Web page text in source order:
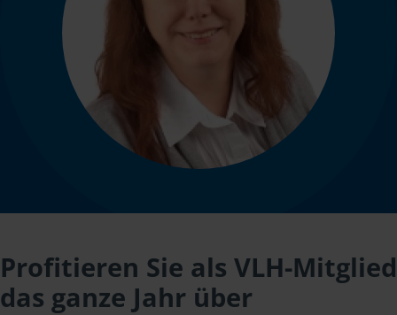
Profitieren Sie als VLH-Mitglied
das ganze Jahr über